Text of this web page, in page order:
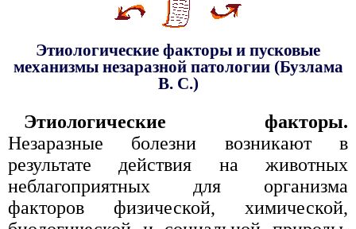
Этиологические факторы и пусковые
механизмы незаразной патологии (Бузлама
В. С.)
Этиологические факторы.
Незаразные болезни возникают в
результате действия на животных
неблагоприятных для организма
факторов физической, химической,